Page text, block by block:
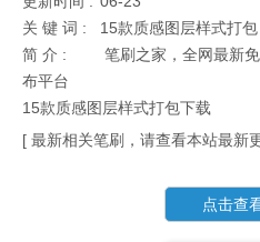
关 键 词 :
15款质感图层样式打包
简 介 :
笔刷之家，全网最新
布平台
15款质感图层样式打包下载
[ 最新相关笔刷，请查看本站最新
点击查